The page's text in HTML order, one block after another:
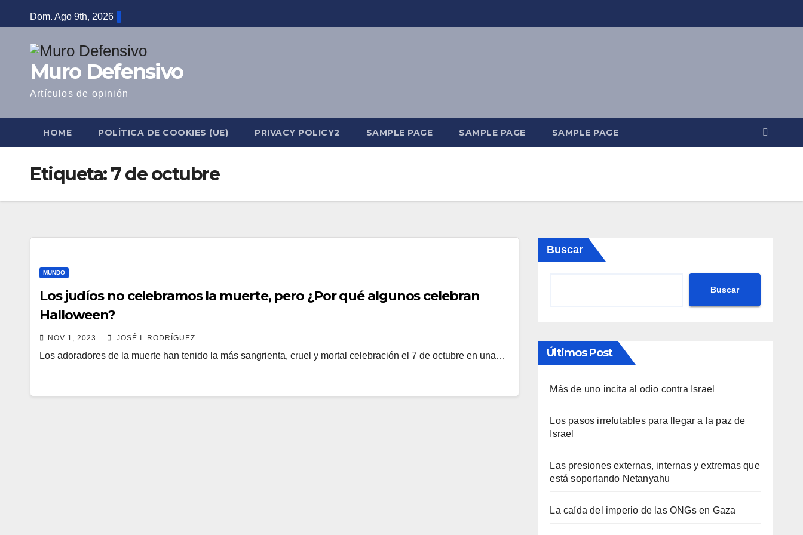
al
contenido
Dom. Ago 9th, 2026
Muro Defensivo
Artículos de opinión
HOME POLÍTICA DE COOKIES (UE) PRIVACY POLICY2 SAMPLE PAGE SAMPLE PAGE SAMPLE PAGE
Etiqueta:7 de octubre
MUNDO
Los judíos no celebramos la muerte, pero ¿Por qué algunos celebran
Halloween?
NOV 1, 2023 JOSÉ I. RODRÍGUEZ
Los adoradores de la muerte han tenido la más sangrienta, cruel y mortal celebración el 7 de octubre en una…
Buscar
Buscar
Últimos Post
Más de uno incita al odio contra Israel
Los pasos irrefutables para llegar a la paz de
Israel
Las presiones externas, internas y extremas que
está soportando Netanyahu
La caída del imperio de las ONGs en Gaza